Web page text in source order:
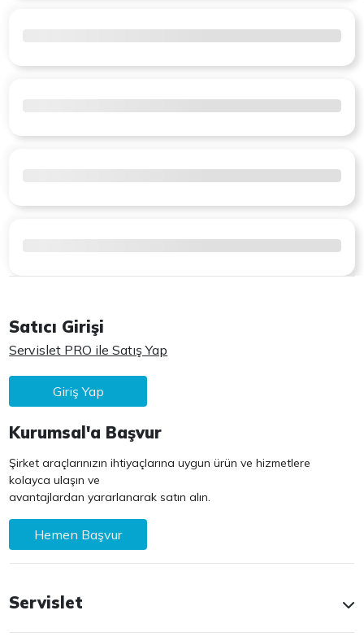
Satıcı Girişi
Servislet PRO ile Satış Yap
Giriş Yap
Kurumsal'a Başvur
Şirket araçlarınızın ihtiyaçlarına uygun ürün ve hizmetlere
kolayca ulaşın ve
avantajlardan yararlanarak satın alın.
Hemen Başvur
Servislet